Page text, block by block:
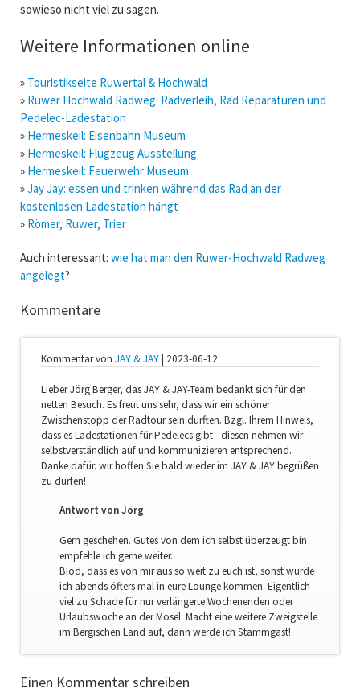
sowieso nicht viel zu sagen.
Weitere Informationen online
» Touristikseite Ruwertal & Hochwald
» Ruwer Hochwald Radweg: Radverleih, Rad Reparaturen und
Pedelec-Ladestation
» Hermeskeil: Eisenbahn Museum
» Hermeskeil: Flugzeug Ausstellung
» Hermeskeil: Feuerwehr Museum
»Jay Jay: essen und trinken während das Rad an der
kostenlosen Ladestation hängt
» Römer, Ruwer, Trier
Auch interessant: wie hat man den Ruwer-Hochwald Radweg
angelegt?
Kommentare
Kommentar von JAY & JAY| 2023-06-12
Lieber Jörg Berger, das JAY & JAY-Team bedankt sich für den
netten Besuch. Es freut uns sehr, dass wir ein schöner
Zwischenstopp der Radtour sein durften. Bzgl. Ihrem Hinweis,
dass es Ladestationen für Pedelecs gibt - diesen nehmen wir
selbstverständlich auf und kommunizieren entsprechend.
Danke dafür. wir hoffen Sie bald wieder im JAY & JAY begrüßen
zu dürfen!
Antwort von Jörg
Gern geschehen. Gutes von dem ich selbst überzeugt bin
empfehle ich gerne weiter.
Blöd, dass es von mir aus so weit zu euch ist, sonst würde
ich abends öfters mal in eure Lounge kommen. Eigentlich
viel zu Schade für nur verlängerte Wochenenden oder
Urlaubswoche an der Mosel. Macht eine weitere Zweigstelle
im Bergischen Land auf, dann werde ich Stammgast!
Einen Kommentar schreiben